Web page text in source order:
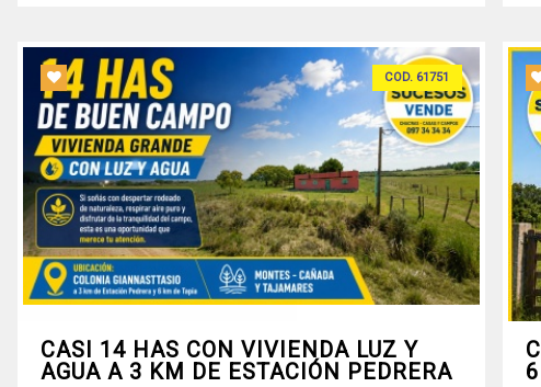
COD. 61751
CASI 14 HAS CON VIVIENDA LUZ Y
AGUA A 3 KM DE ESTACIÓN PEDRERA